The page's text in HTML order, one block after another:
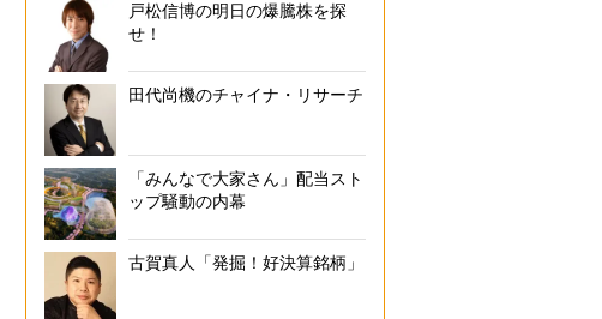
戸松信博の明日の爆騰株を探
せ！
田代尚機のチャイナ・リサーチ
「みんなで大家さん」配当スト
ップ騒動の内幕
古賀真人「発掘！好決算銘柄」